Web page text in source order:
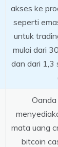
akses ke
seperti
untuk
mulai dari
dan dari 1,3
mata uang
bitcoin